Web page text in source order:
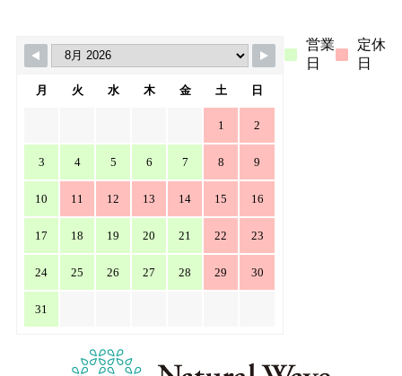
月 火 水 木 金 土 日
1 2
3 4 5 6 7 8 9
10 11 12 13 14 15 16
17 18 19 20 21 22 23
24 25 26 27 28 29 30
31
営業
日
定休
日